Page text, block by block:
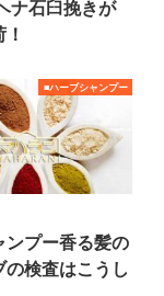
ナ石臼挽きが
■ハーブシャンプー
ンプー香る髪の
検査はこうし